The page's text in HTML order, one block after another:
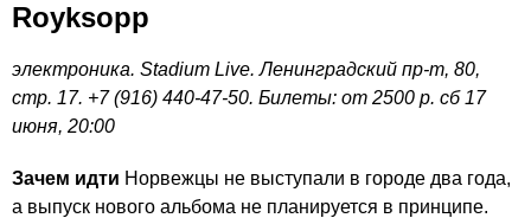
Royksopp
электроника. Stadium Live. Ленинградский пр-т, 80,
стр. 17. +7 (916) 440-47-50. Билеты: от 2500 р. сб 17
июня, 20:00
Зачем идти Норвежцы не выступали в городе два года,
а выпуск нового альбома не планируется в принципе.